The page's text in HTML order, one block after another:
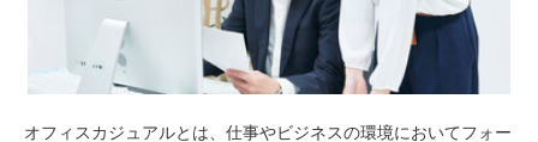
オフィスカジュアルとは、仕事やビジネスの環境においてフォー